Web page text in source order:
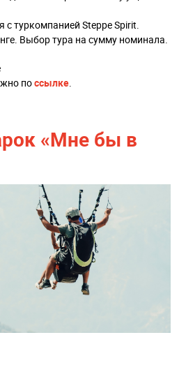
с туркомпанией Steppe Spirit.
Выбор тура на сумму номинала.
поссылке.
«Мне бы в